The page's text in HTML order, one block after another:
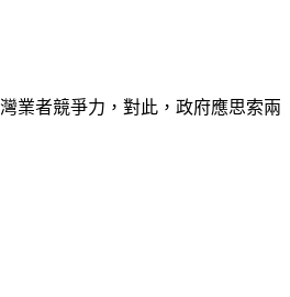
業者競爭力，對此，政府應思索兩